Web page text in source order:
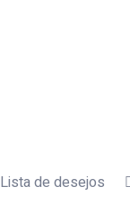
Lista de desejos